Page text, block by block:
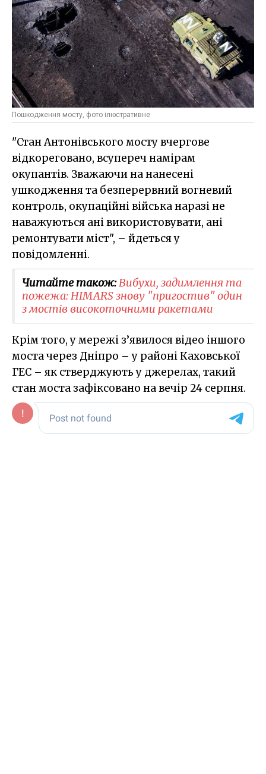
Пошкодження мосту, фото ілюстративне
"Стан Антонівського мосту вчергове
відкореговано, всупереч намірам
окупантів. Зважаючи на нанесені
ушкодження та безперервний вогневий
контроль, окупаційні війська наразі не
наважуються ані використовувати, ані
ремонтувати міст", – йдеться у
повідомленні.
Читайте також:Вибухи, задимлення та
пожежа: HIMARS знову "пригостив" один
з мостів високоточними ракетами
Крім того, у мережі з’явилося відео іншого
моста через Дніпро – у районі Каховської
ГЕС – як стверджують у джерелах, такий
стан моста зафіксовано на вечір 24 серпня.